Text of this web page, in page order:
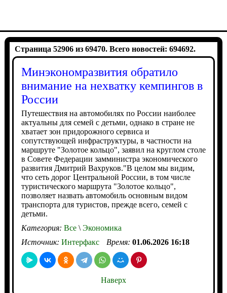
Страница 52906 из 69470. Всего новостей: 694692.
Минэкономразвития обратило
внимание на нехватку кемпингов в
России
Путешествия на автомобилях по России наиболее
актуальны для семей с детьми, однако в стране не
хватает зон придорожного сервиса и
сопутствующей инфраструктуры, в частности на
маршруте "Золотое кольцо", заявил на круглом столе
в Совете Федерации замминистра экономического
развития Дмитрий Вахруков."В целом мы видим,
что сеть дорог Центральной России, в том числе
туристического маршрута "Золотое кольцо",
позволяет назвать автомобиль основным видом
транспорта для туристов, прежде всего, семей с
детьми.
Категория: Все\Экономика
Источник: Интерфакс Время: 01.06.2026 16:18
Наверх